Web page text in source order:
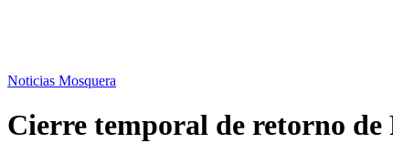
Noticias Mosquera
Cierre temporal de retorno